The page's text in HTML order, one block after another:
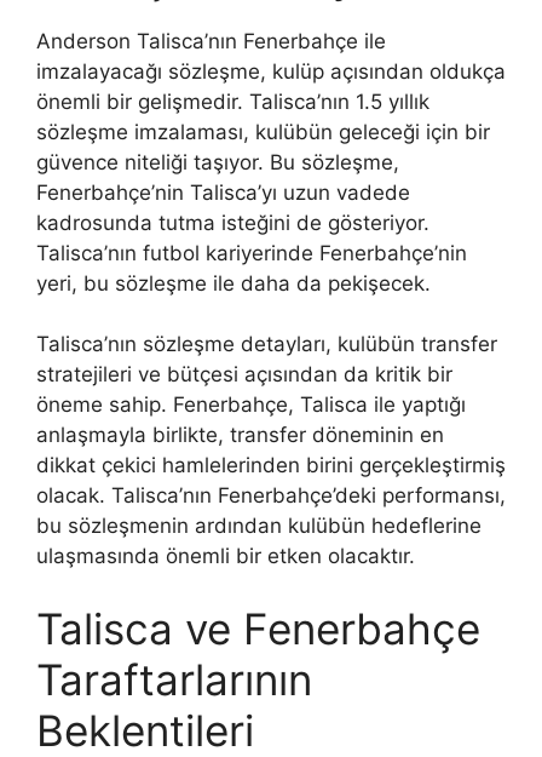
Anderson Talisca’nın Fenerbahçe ile
imzalayacağı sözleşme, kulüp açısından oldukça
önemli bir gelişmedir. Talisca’nın 1.5 yıllık
sözleşme imzalaması, kulübün geleceği için bir
güvence niteliği taşıyor. Bu sözleşme,
Fenerbahçe’nin Talisca’yı uzun vadede
kadrosunda tutma isteğini de gösteriyor.
Talisca’nın futbol kariyerinde Fenerbahçe’nin
yeri, bu sözleşme ile daha da pekişecek.
Talisca’nın sözleşme detayları, kulübün transfer
stratejileri ve bütçesi açısından da kritik bir
öneme sahip. Fenerbahçe, Talisca ile yaptığı
anlaşmayla birlikte, transfer döneminin en
dikkat çekici hamlelerinden birini gerçekleştirmiş
olacak. Talisca’nın Fenerbahçe’deki performansı,
bu sözleşmenin ardından kulübün hedeflerine
ulaşmasında önemli bir etken olacaktır.
Talisca ve Fenerbahçe
Taraftarlarının
Beklentileri